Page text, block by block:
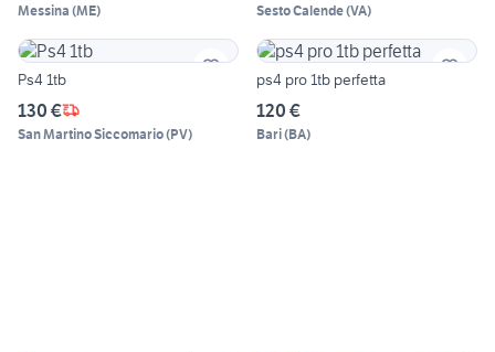
Messina (ME) Sesto Calende(VA)
Ps4 1tb
130 €
San Martino Siccomario(PV)
ps4 pro 1tb perfetta
120 €
Bari(BA)